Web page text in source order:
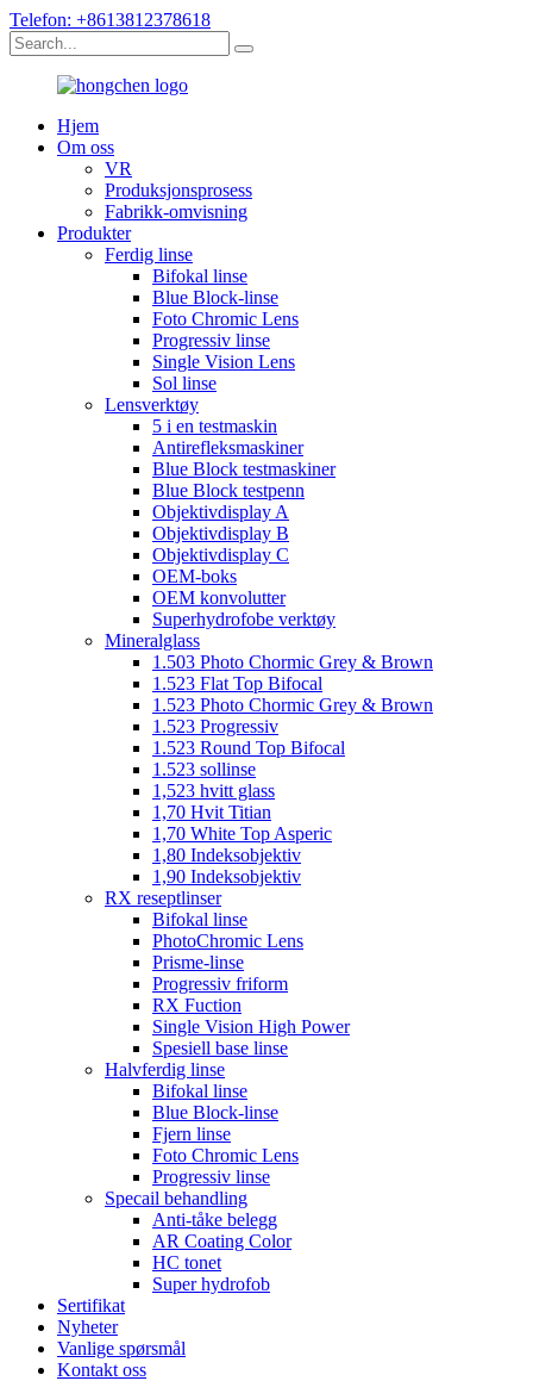
Telefon: +8613812378618
Hjem
Om oss
VR
Produksjonsprosess
Fabrikk-omvisning
Produkter
Ferdig linse
Bifokal linse
Blue Block-linse
Foto Chromic Lens
Progressiv linse
Single Vision Lens
Sol linse
Lensverktøy
5 i en testmaskin
Antirefleksmaskiner
Blue Block testmaskiner
Blue Block testpenn
Objektivdisplay A
Objektivdisplay B
Objektivdisplay C
OEM-boks
OEM konvolutter
Superhydrofobe verktøy
Mineralglass
1.503 Photo Chormic Grey & Brown
1.523 Flat Top Bifocal
1.523 Photo Chormic Grey & Brown
1.523 Progressiv
1.523 Round Top Bifocal
1.523 sollinse
1,523 hvitt glass
1,70 Hvit Titian
1,70 White Top Asperic
1,80 Indeksobjektiv
1,90 Indeksobjektiv
RX reseptlinser
Bifokal linse
PhotoChromic Lens
Prisme-linse
Progressiv friform
RX Fuction
Single Vision High Power
Spesiell base linse
Halvferdig linse
Bifokal linse
Blue Block-linse
Fjern linse
Foto Chromic Lens
Progressiv linse
Specail behandling
Anti-tåke belegg
AR Coating Color
HC tonet
Super hydrofob
Sertifikat
Nyheter
Vanlige spørsmål
Kontakt oss